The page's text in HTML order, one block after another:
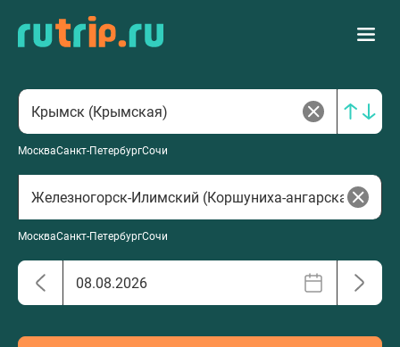
МоскваСанкт-ПетербургСочи
МоскваСанкт-ПетербургСочи